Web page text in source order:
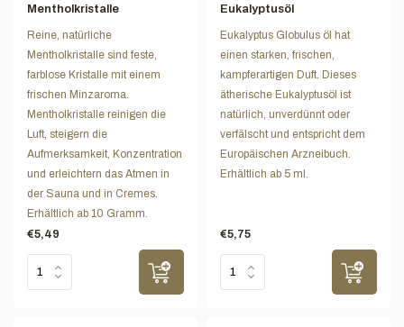
Mentholkristalle
Reine, natürliche
Mentholkristalle sind feste,
farblose Kristalle mit einem
frischen Minzaroma.
Mentholkristalle reinigen die
Luft, steigern die
Aufmerksamkeit, Konzentration
und erleichtern das Atmen in
der Sauna und in Cremes.
Erhältlich ab 10 Gramm.
€5,49
Eukalyptusöl
Eukalyptus Globulus öl hat
einen starken, frischen,
kampferartigen Duft. Dieses
ätherische Eukalyptusöl ist
natürlich, unverdünnt oder
verfälscht und entspricht dem
Europäischen Arzneibuch.
Erhältlich ab 5 ml.
€5,75